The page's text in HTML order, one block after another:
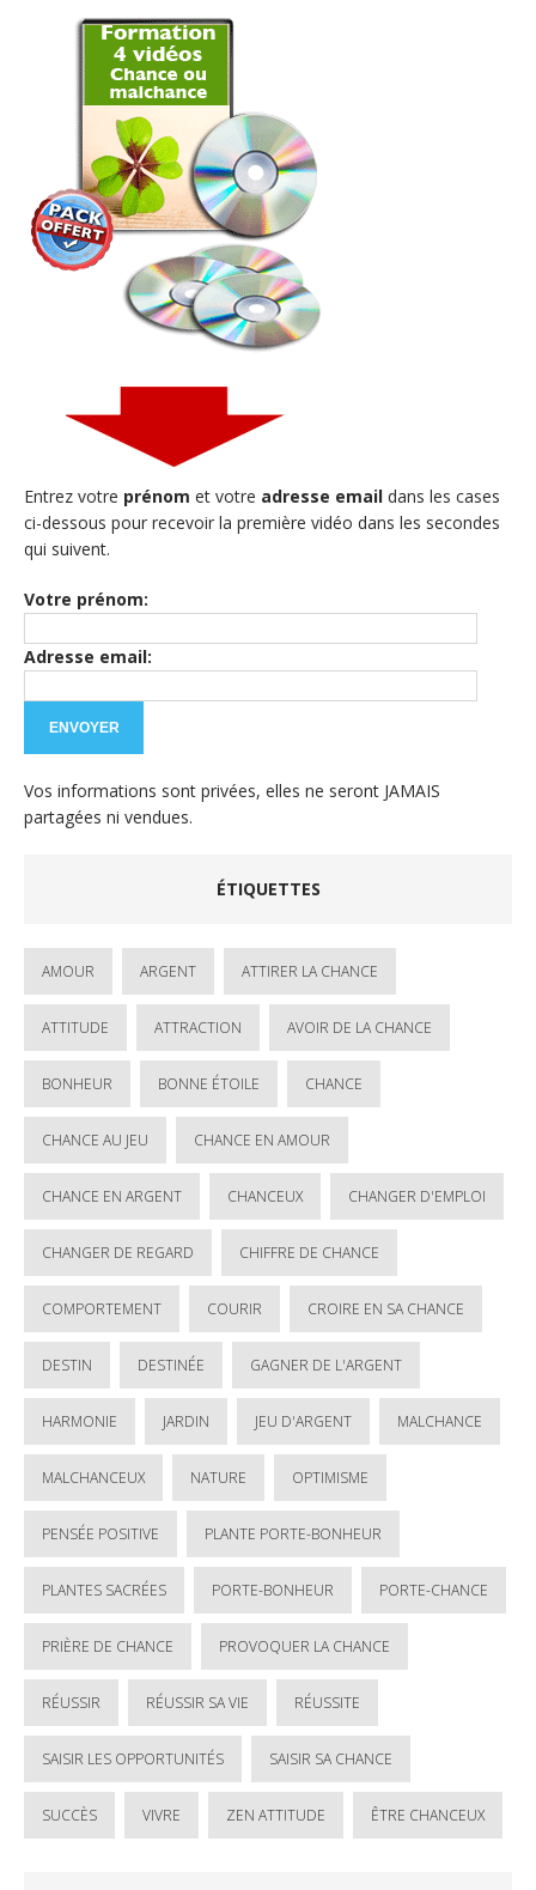
Entrez votre prénom et votre adresse email dans les cases
ci-dessous pour recevoir la première vidéo dans les secondes
qui suivent.
Votre prénom:
Adresse email:
Vos informations sont privées, elles ne seront JAMAIS
partagées ni vendues.
ÉTIQUETTES
AMOUR ARGENT ATTIRER LA CHANCE
ATTITUDE ATTRACTION AVOIR DE LA CHANCE
BONHEUR BONNE ÉTOILE CHANCE
CHANCE AU JEU CHANCE EN AMOUR
CHANCE EN ARGENT CHANCEUX CHANGER D'EMPLOI
CHANGER DE REGARD CHIFFRE DE CHANCE
COMPORTEMENT COURIR CROIRE EN SA CHANCE
DESTIN DESTINÉE GAGNER DE L'ARGENT
HARMONIE JARDIN JEU D'ARGENT MALCHANCE
MALCHANCEUX NATURE OPTIMISME
PENSÉE POSITIVE PLANTE PORTE-BONHEUR
PLANTES SACRÉES PORTE-BONHEUR PORTE-CHANCE
PRIÈRE DE CHANCE PROVOQUER LA CHANCE
RÉUSSIR RÉUSSIR SA VIE RÉUSSITE
SAISIR LES OPPORTUNITÉS SAISIR SA CHANCE
SUCCÈS VIVRE ZEN ATTITUDE ÊTRE CHANCEUX